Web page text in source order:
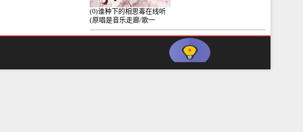
(0)谁种下的相思毒在线听
(原唱是音乐走廊/歌一
生)，小群演唱点播:8975次